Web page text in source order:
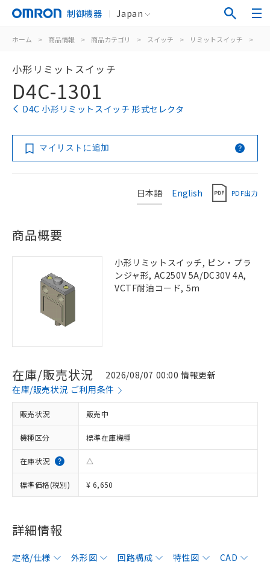
制御機器 Japan
ホーム > 商品情報 > 商品カテゴリ > スイッチ > リミットスイッチ >
小形リミットスイッチ
D4C-1301
D4C 小形リミットスイッチ 形式セレクタ
マイリストに追加
日本語 English PDF出力
商品概要
小形リミットスイッチ, ピン・プラ
ンジャ形, AC250V 5A/DC30V 4A,
VCTF耐油コード, 5m
在庫/販売状況
2026/08/07 00:00 情報更新
在庫/販売状況 ご利用条件
販売状況 販売中
機種区分 標準在庫機種
在庫状況 △
標準価格(税別) ¥ 6,650
詳細情報
定格/仕様 外形図 回路構成 特性図
CAD